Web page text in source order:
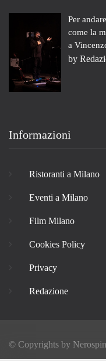
Per
come la
a
by
Informazioni
Ristoranti a Milano
Eventi a Milano
Film Milano
Cookies Policy
Privacy
Redazione
© Copyrights by